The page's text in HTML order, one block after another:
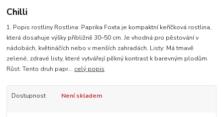
Chilli
1. Popis rostliny Rostlina: Paprika Foxta je kompaktní keříčková rostlina,
která dosahuje výšky přibližně 30–50 cm. Je vhodná pro pěstování v
nádobách, květináčích nebo v menších zahradách. Listy: Má tmavě
zelené, zdravé listy, které vytvářejí pěkný kontrast k barevným plodům.
Růst: Tento druh papr... celý popis
Dostupnost Není skladem